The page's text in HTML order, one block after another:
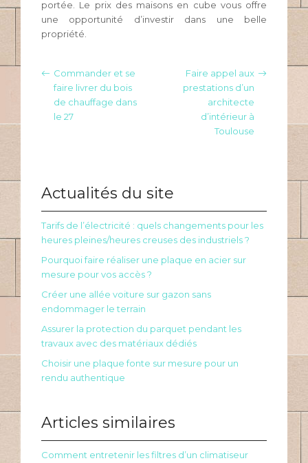
portée. Le prix des maisons en cube vous offre
une opportunité d’investir dans une belle
propriété.
Commander et se
faire livrer du bois
de chauffage dans
le 27
Faire appel aux
prestations d’un
architecte
d’intérieur à
Toulouse
Actualités du site
Tarifs de l’électricité : quels changements pour les
heures pleines/heures creuses des industriels ?
Pourquoi faire réaliser une plaque en acier sur
mesure pour vos accès ?
Créer une allée voiture sur gazon sans
endommager le terrain
Assurer la protection du parquet pendant les
travaux avec des matériaux dédiés
Choisir une plaque fonte sur mesure pour un
rendu authentique
Articles similaires
Comment entretenir les filtres d’un climatiseur